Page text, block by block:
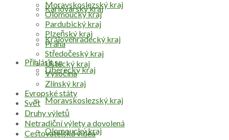
Přihlásit se
Karlovarský kraj
Královéhradecký kraj
Liberecký kraj
Moravskoslezský kraj
Olomoucký kraj
Moravskoslezský kraj
Olomoucký kraj
Pardubický kraj
Plzeňský kraj
Praha
Středočeský kraj
Ústecký kraj
Vysočina
Zlínský kraj
Evropské státy
Svět
Druhy výletů
Netradiční výlety a dovolená
Cestovatelská videa